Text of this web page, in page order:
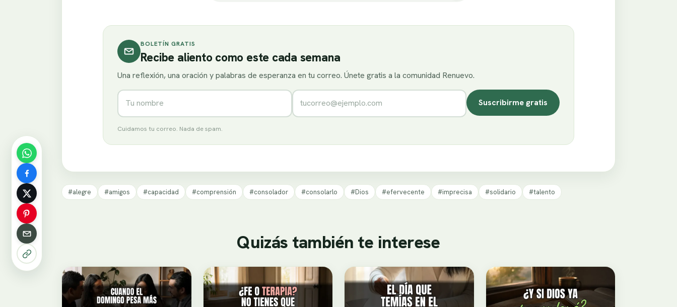
BOLETÍN GRATIS
Recibe aliento como este cada semana
Una reflexión, una oración y palabras de esperanza en tu correo. Únete gratis a la comunidad Renuevo.
Nombre Correo electrónico
Suscribirme gratis
Cuidamos tu correo. Nada de spam.
#alegre #amigos #capacidad #comprensión #consolador #consolarlo #Dios #efervecente #imprecisa #solidario #talento
Quizás también te interese